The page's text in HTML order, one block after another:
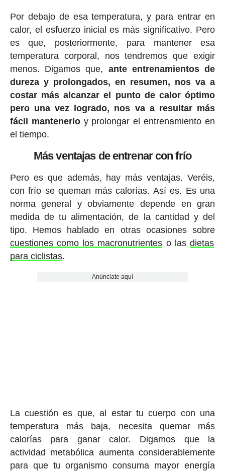
Por debajo de esa temperatura, y para entrar en
calor, el esfuerzo inicial es más significativo. Pero
es que, posteriormente, para mantener esa
temperatura corporal, nos tendremos que exigir
menos. Digamos que, ante entrenamientos de
dureza y prolongados, en resumen, nos va a
costar más alcanzar el punto de calor óptimo
pero una vez logrado, nos va a resultar más
fácil mantenerloy prolongar el entrenamiento en
el tiempo.
Más ventajas de entrenar con frío
Pero es que además, hay más ventajas. Veréis,
con frío se queman más calorías. Así es. Es una
norma general y obviamente depende en gran
medida de tu alimentación, de la cantidad y del
tipo. Hemos hablado en otras ocasiones sobre
cuestiones como los macronutrientes o lasdietas
para ciclistas.
Anúnciate aquí
La cuestión es que, al estar tu cuerpo con una
temperatura más baja, necesita quemar más
calorías para ganar calor. Digamos que la
actividad metabólica aumenta considerablemente
para que tu organismo consuma mayor energía